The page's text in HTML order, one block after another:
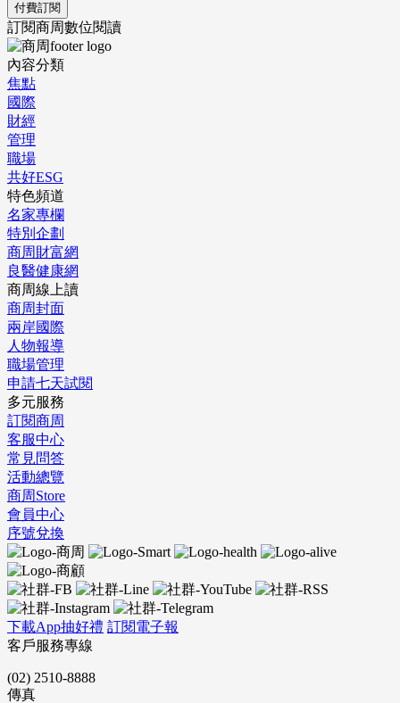
付費訂閱
訂閱商周數位閱讀
內容分類
焦點
國際
財經
管理
職場
共好ESG
特色頻道
名家專欄
特別企劃
商周財富網
良醫健康網
商周線上讀
商周封面
兩岸國際
人物報導
職場管理
申請七天試閱
多元服務
訂閱商周
客服中心
常見問答
活動總覽
商周Store
會員中心
序號兌換
下載App抽好禮 訂閱電子報
客戶服務專線
(02) 2510-8888
傳真